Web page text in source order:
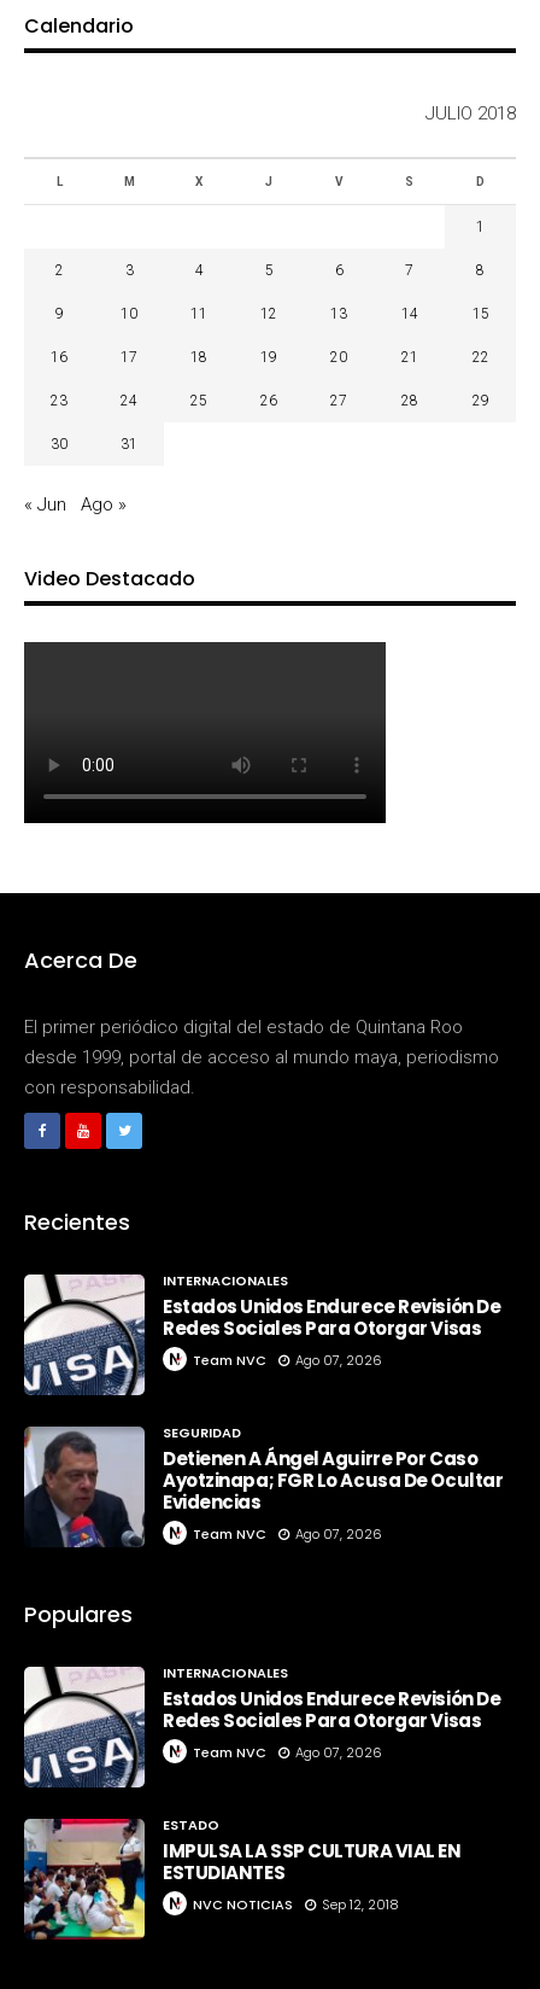
Calendario
JULIO 2018
L M X J V S D
1
2 3 4 5 6 7 8
9 10 11 12 13 14 15
16 17 18 19 20 21 22
23 24 25 26 27 28 29
30 31
« Jun Ago »
Video Destacado
Acerca De
El primer periódico digital del estado de Quintana Roo
desde 1999, portal de acceso al mundo maya, periodismo
con responsabilidad.
Recientes
INTERNACIONALES
Estados Unidos Endurece Revisión De
Redes Sociales Para Otorgar Visas
Team NVC Ago 07, 2026
SEGURIDAD
Detienen A Ángel Aguirre Por Caso
Ayotzinapa; FGR Lo Acusa De Ocultar
Evidencias
Team NVC Ago 07, 2026
Populares
INTERNACIONALES
Estados Unidos Endurece Revisión De
Redes Sociales Para Otorgar Visas
Team NVC Ago 07, 2026
ESTADO
IMPULSA LA SSP CULTURA VIAL EN
ESTUDIANTES
NVC NOTICIAS Sep 12, 2018